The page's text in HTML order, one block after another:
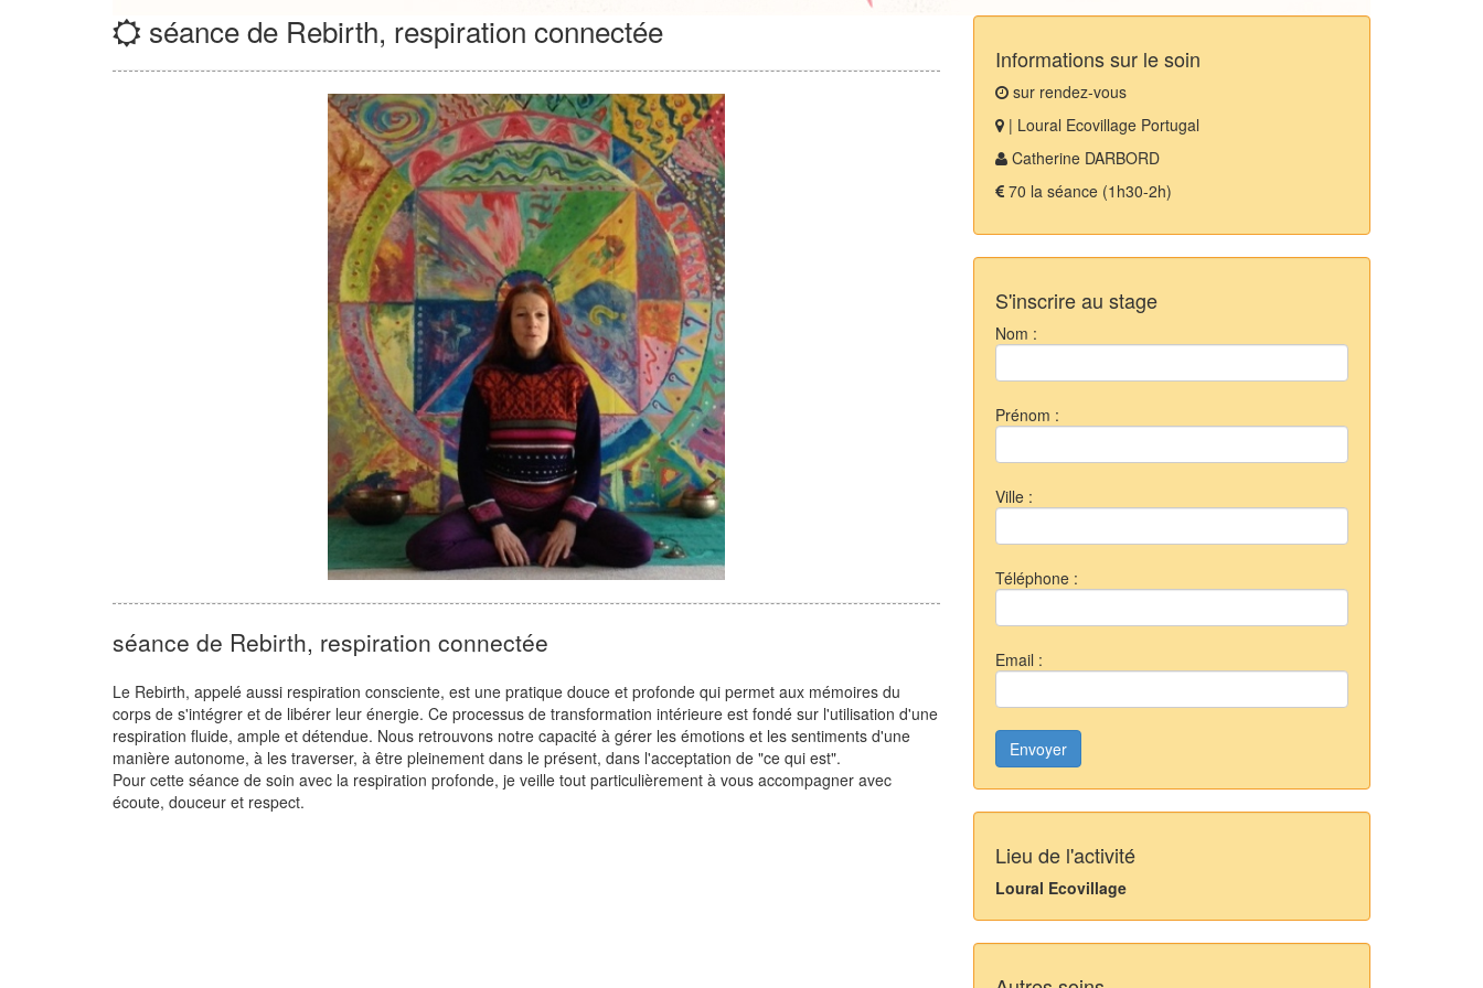
séance de Rebirth, respiration connectée
séance de Rebirth, respiration connectée
Le Rebirth, appelé aussi respiration consciente, est une pratique douce et profonde qui permet aux mémoires du
corps de s'intégrer et de libérer leur énergie. Ce processus de transformation intérieure est fondé sur l'utilisation d'une
respiration fluide, ample et détendue. Nous retrouvons notre capacité à gérer les émotions et les sentiments d'une
manière autonome, à les traverser, à être pleinement dans le présent, dans l'acceptation de "ce qui est".
Pour cette séance de soin avec la respiration profonde, je veille tout particulièrement à vous accompagner avec
écoute, douceur et respect.
Informations sur le soin
sur rendez-vous
| Loural Ecovillage Portugal
Catherine DARBORD
70 la séance (1h30-2h)
S'inscrire au stage
Nom :
Prénom :
Ville :
Téléphone :
Email :
Envoyer
Lieu de l'activité
Loural Ecovillage